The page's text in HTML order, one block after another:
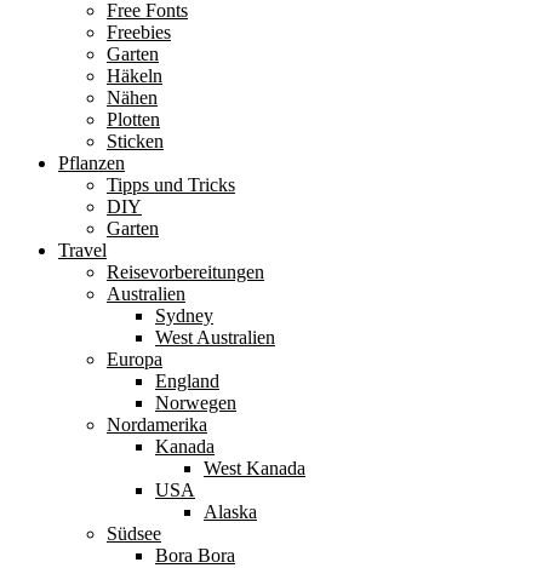
Free Fonts
Freebies
Garten
Häkeln
Nähen
Plotten
Sticken
Pflanzen
Tipps und Tricks
DIY
Garten
Travel
Reisevorbereitungen
Australien
Sydney
West Australien
Europa
England
Norwegen
Nordamerika
Kanada
West Kanada
USA
Alaska
Südsee
Bora Bora